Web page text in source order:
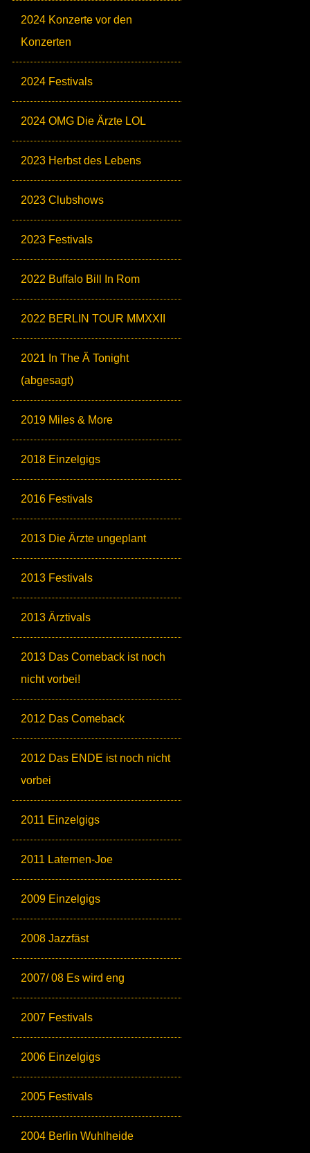
2024 Konzerte vor den
Konzerten
2024 Festivals
2024 OMG Die Ärzte LOL
2023 Herbst des Lebens
2023 Clubshows
2023 Festivals
2022 Buffalo Bill In Rom
2022 BERLIN TOUR MMXXII
2021 In The Ä Tonight
(abgesagt)
2019 Miles & More
2018 Einzelgigs
2016 Festivals
2013 Die Ärzte ungeplant
2013 Festivals
2013 Ärztivals
2013 Das Comeback ist noch
nicht vorbei!
2012 Das Comeback
2012 Das ENDE ist noch nicht
vorbei
2011 Einzelgigs
2011 Laternen-Joe
2009 Einzelgigs
2008 Jazzfäst
2007/ 08 Es wird eng
2007 Festivals
2006 Einzelgigs
2005 Festivals
2004 Berlin Wuhlheide